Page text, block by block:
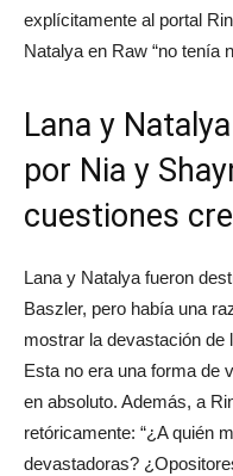
explícitamente al portal
Natalya en Raw “no tenía
Lana y
por Nia y
cuestiones
Lana y Natalya fueron
Baszler, pero había una
mostrar la devastación de
Esta no era una forma de
en absoluto. Además, a
retóricamente: “¿A quién
devastadoras?